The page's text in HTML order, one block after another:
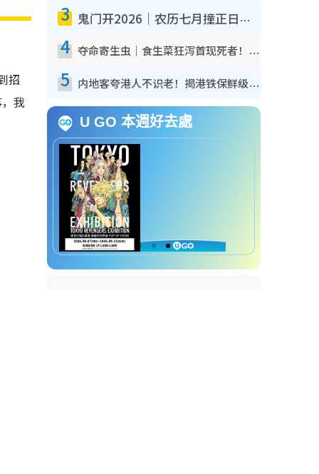
招
我
3 鬼门开2026｜农历七月撞正日全食特别邪？专家警告切忌做一事！揭4大禁忌+2招保平安
4 夺命寄生虫｜食生菜狂泻首现死者！疫潮恶化录1.8万宗病例 揭洗菜3大谬误
5 内地客夸港人不识老！揭港铁保鲜级冷气 港人求放过：别投诉
U GO 本週好去處